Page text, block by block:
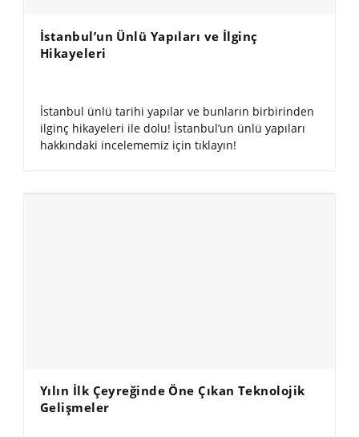
İstanbul’un Ünlü Yapıları ve İlginç
Hikayeleri
İstanbul ünlü tarihi yapılar ve bunların birbirinden
ilginç hikayeleri ile dolu! İstanbul’un ünlü yapıları
hakkındaki incelememiz için tıklayın!
Yılın İlk Çeyreğinde Öne Çıkan Teknolojik
Gelişmeler